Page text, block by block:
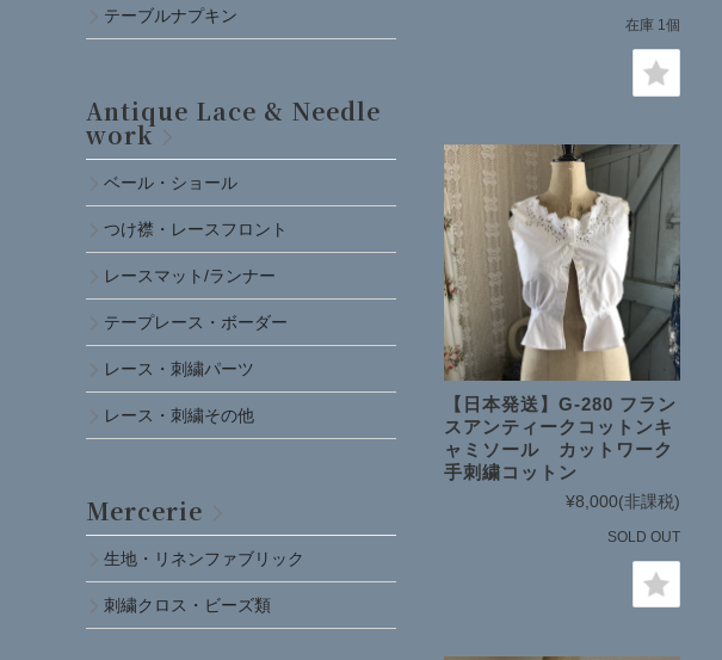
在庫 1個
【日本発送】G-280 フラン
スアンティークコットンキ
ャミソール カットワーク
手刺繍コットン
¥8,000(非課税)
SOLD OUT
テーブルナプキン
Antique Lace & Needle
work
ベール・ショール
つけ襟・レースフロント
レースマット/ランナー
テープレース・ボーダー
レース・刺繍パーツ
レース・刺繍その他
Mercerie
生地・リネンファブリック
刺繍クロス・ビーズ類